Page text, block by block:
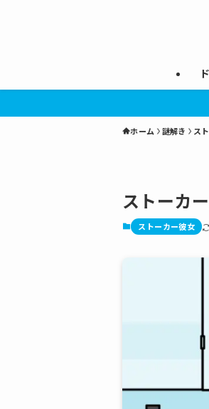
ホーム 謎解き ス
ストーカ
ストーカー彼女